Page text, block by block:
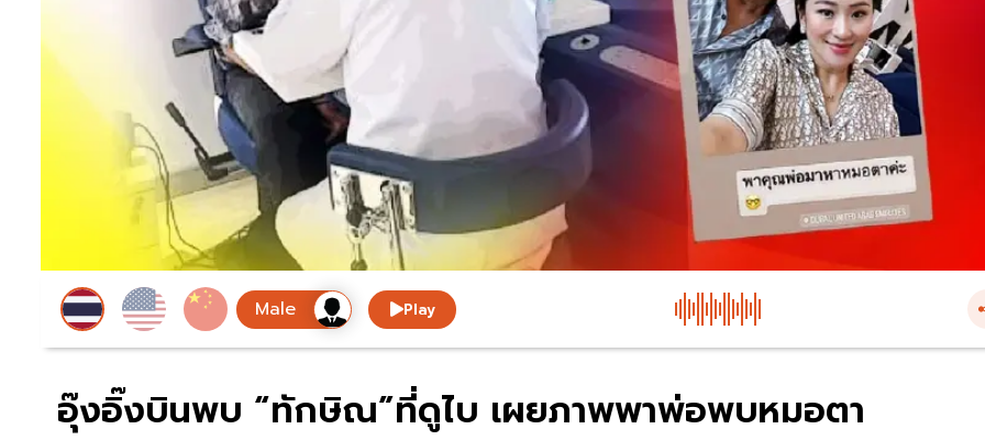
Play
อุ๊งอิ๊งบินพบ “ทักษิณ”ที่ดูไบ เผยภาพพาพ่อพบหมอตา